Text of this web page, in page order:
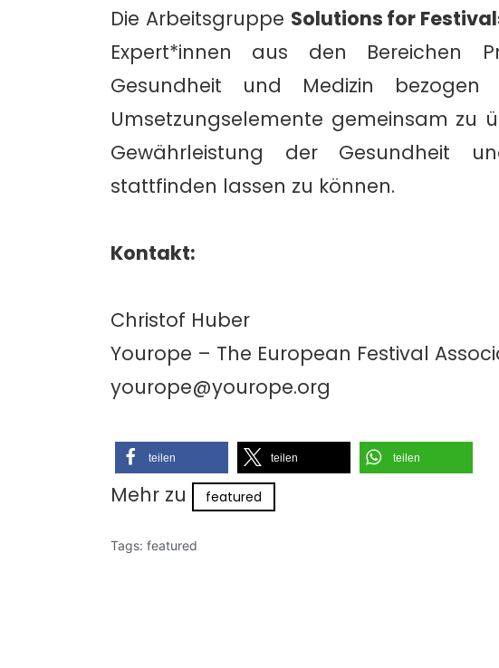
Die Arbeitsgruppe Solutions for
Expert*innen aus den Bereichen
Gesundheit und Medizin
Umsetzungselemente gemeinsam zu
Gewährleistung der Gesundheit
stattfinden lassen zu können.
Kontakt:
Christof Huber
Yourope – The European Festival
yourope@yourope.org
teilen teilen teilen
Mehr zu featured
Tags: featured